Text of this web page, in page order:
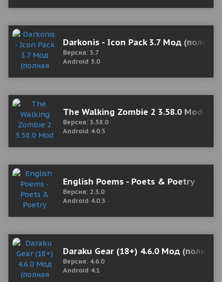
Darkonis - Icon Pack 3.7 Мод (полная
Версия: 3.7
Android 5.0
The Walking Zombie 2 3.58.0 Mod
Версия: 3.58.0
Android 4.0.3
English Poems - Poets & Poetry
Версия: 2.3.0
Android 4.0.3
Daraku Gear (18+) 4.6.0 Мод (полная
Версия: 4.6.0
Android 4.1